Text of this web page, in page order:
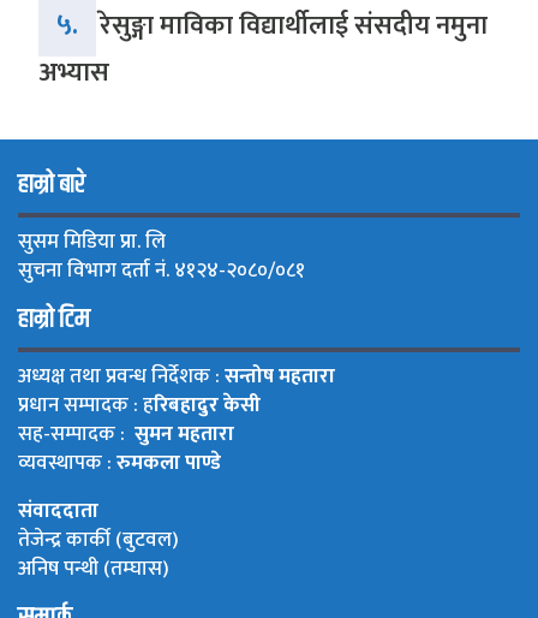
५. रेसुङ्गा माविका विद्यार्थीलाई संसदीय नमुना
अभ्यास
हाम्रो बारे
सुसम मिडिया प्रा. लि
सुचना विभाग दर्ता नं. ४१२४-२०८०/०८१
हाम्रो टिम
अध्यक्ष तथा प्रवन्ध निर्देशक :सन्तोष महतारा
प्रधान सम्पादक : हरिबहादुर केसी
सह-सम्पादक : सुमन महतारा
व्यवस्थापक :रुमकला पाण्डे
संवाददाता
तेजेन्द्र कार्की (बुटवल)
अनिष पन्थी (तम्घास)